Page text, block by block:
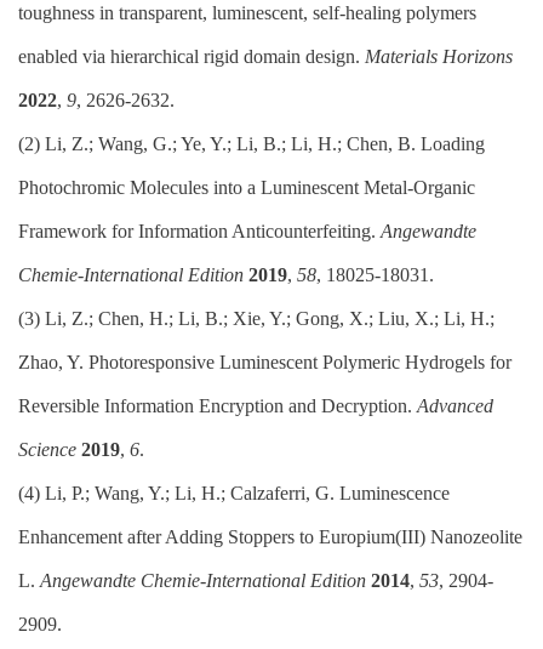
toughness in transparent, luminescent, self-healing polymers
enabled via hierarchical rigid domain design. Materials Horizons
2022, 9, 2626-2632.
(2) Li, Z.; Wang, G.; Ye, Y.; Li, B.; Li, H.; Chen, B. Loading
Photochromic Molecules into a Luminescent Metal-Organic
Framework for Information Anticounterfeiting. Angewandte
Chemie-International Edition 2019, 58, 18025-18031.
(3) Li, Z.; Chen, H.; Li, B.; Xie, Y.; Gong, X.; Liu, X.; Li, H.;
Zhao, Y. Photoresponsive Luminescent Polymeric Hydrogels for
Reversible Information Encryption and Decryption. Advanced
Science 2019, 6.
(4) Li, P.; Wang, Y.; Li, H.; Calzaferri, G. Luminescence
Enhancement after Adding Stoppers to Europium(III) Nanozeolite
L. Angewandte Chemie-International Edition 2014, 53, 2904-
2909.